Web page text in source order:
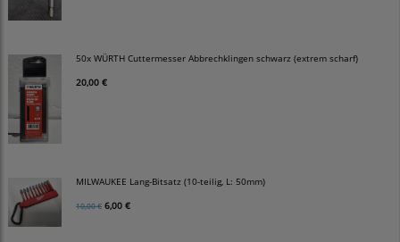
50x WÜRTH Cuttermesser Abbrechklingen schwarz (extrem scharf)
20,00 €
MILWAUKEE Lang-Bitsatz (10-teilig, L: 50mm)
10,00 € 6,00 €